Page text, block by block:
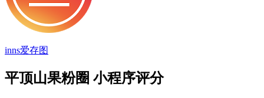
inns爱存图
平顶山果粉圈 小程序评分